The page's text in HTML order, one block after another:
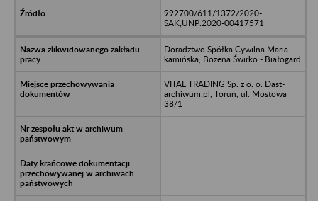
992700/611/1372/2020-
SAK;UNP:2020-00417571
Doradztwo Spółka Cywilna Maria
kamińska, Bożena Świrko - Białogard
VITAL TRADING Sp. z o. o. Dast-
archiwum.pl, Toruń, ul. Mostowa
38/1